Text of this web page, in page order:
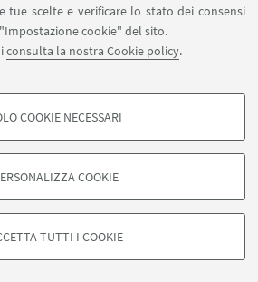
tue scelte e verificare lo stato dei consensi
cookie" del sito.
consulta la nostra Cookie policy.
- FACOLTATIVI
base al loro comportamento sul sito, per analisi
COOKIE NECESSARI
COOKIE
TUTTI I COOKIE
MATER STUDIORUM - Università di
- Note legali-Impostazioni Cookie